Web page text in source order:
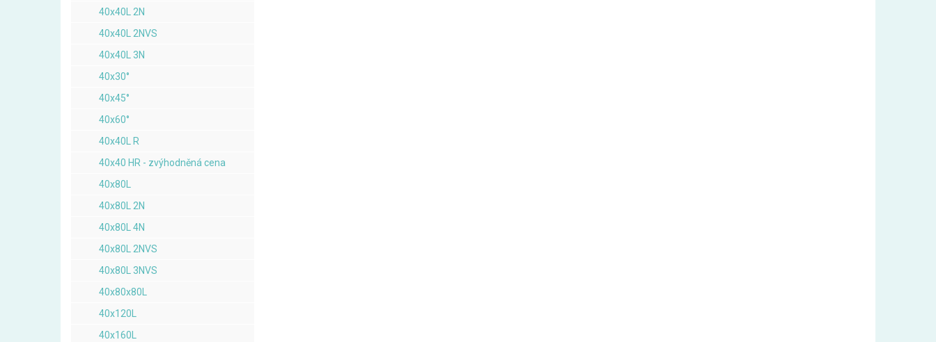
40x40L 2N
40x40L 2NVS
40x40L 3N
40x30°
40x45°
40x60°
40x40L R
40x40 HR - zvýhodněná cena
40x80L
40x80L 2N
40x80L 4N
40x80L 2NVS
40x80L 3NVS
40x80x80L
40x120L
40x160L